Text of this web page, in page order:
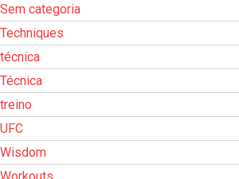
Sem categoria
Techniques
técnica
Técnica
treino
UFC
Wisdom
Workouts